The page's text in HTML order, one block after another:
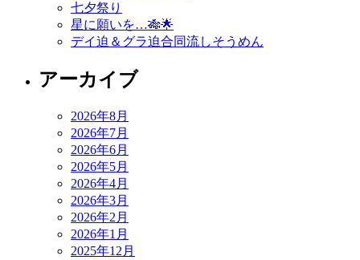
七夕祭り
星に願いを…🎋🌟
デイ迫＆グラ迫合同流しそうめん
アーカイブ
2026年8月
2026年7月
2026年6月
2026年5月
2026年4月
2026年3月
2026年2月
2026年1月
2025年12月